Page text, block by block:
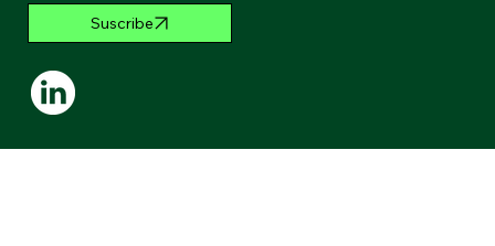
Suscribe